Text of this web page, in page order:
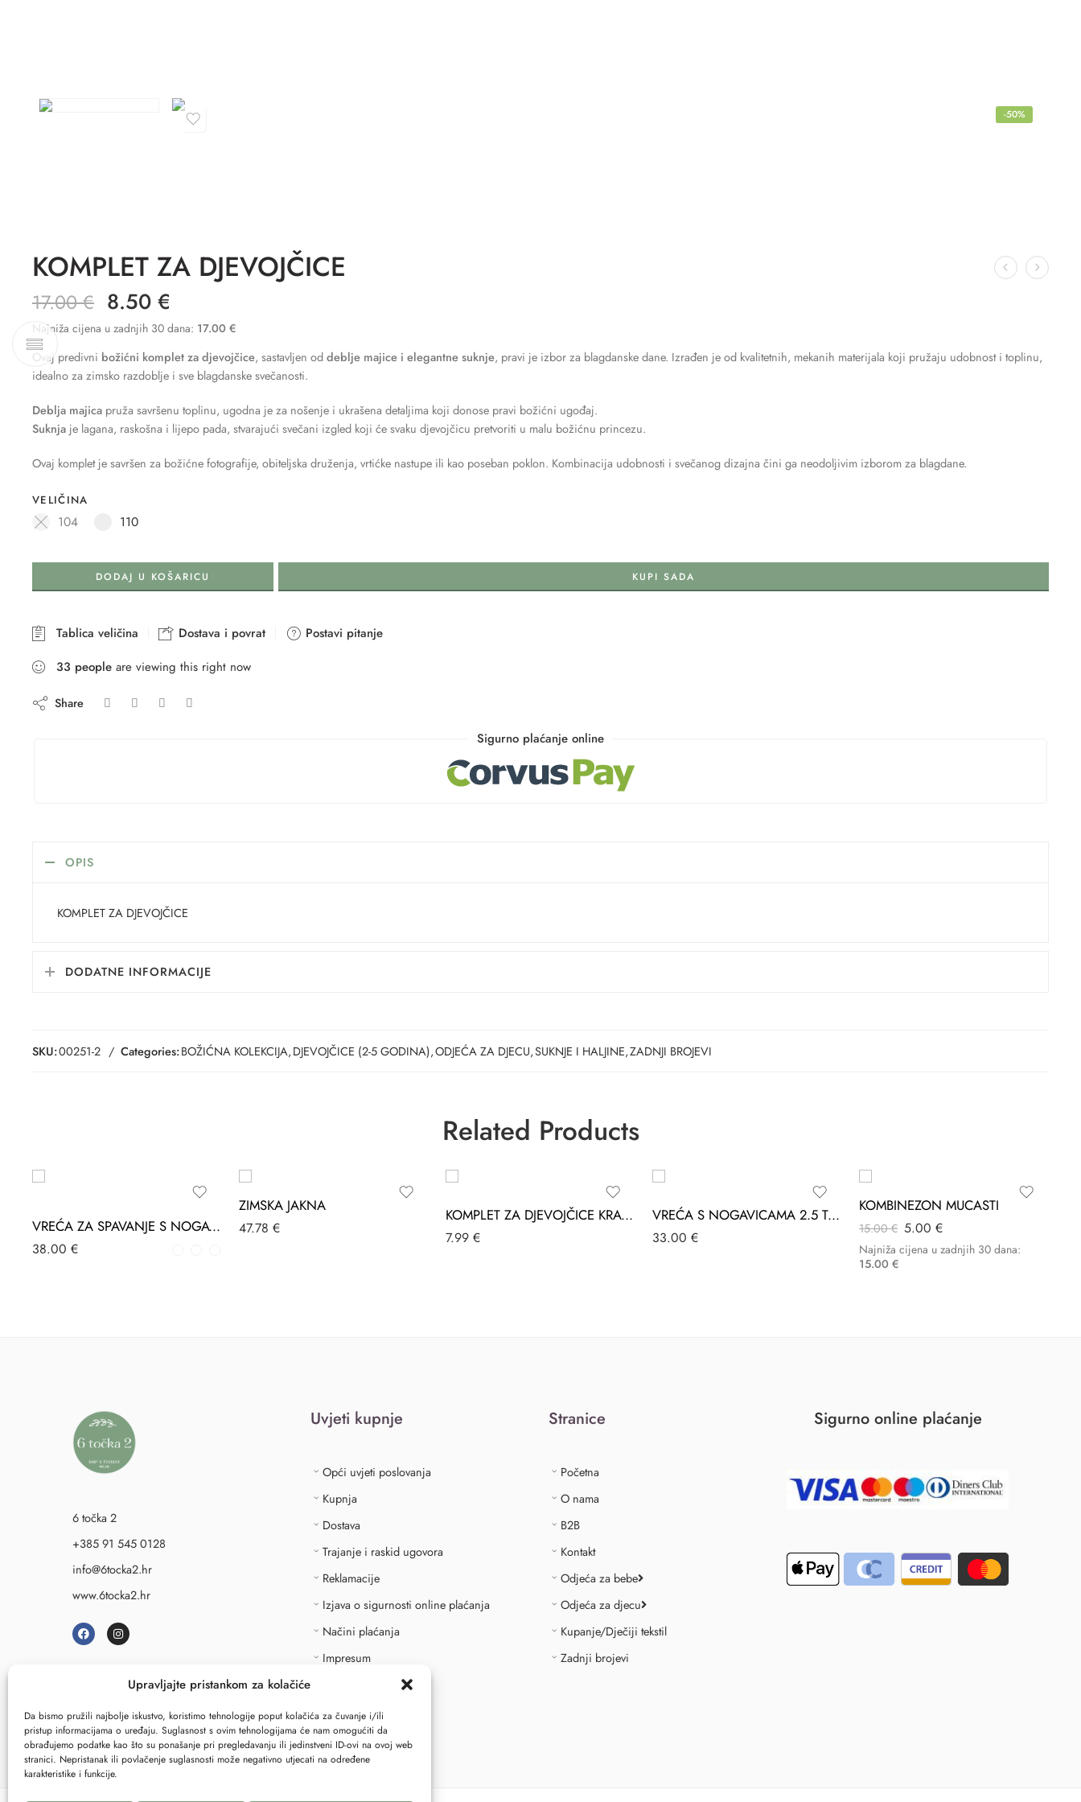
Upravljajte pristankom za kolačiće
Da bismo pružili najbolje iskustvo, koristimo tehnologije poput kolačića za čuvanje i/ili
pristup informacijama o uređaju. Suglasnost s ovim tehnologijama će nam omogućiti da
obrađujemo podatke kao što su ponašanje pri pregledavanju ili jedinstveni ID-ovi na ovoj web
stranici. Nepristanak ili povlačenje suglasnosti može negativno utjecati na određene
karakteristike i funkcije.
-50%
KOMPLET ZA DJEVOJČICE
17.00€ 8.50 €
Najniža cijena u zadnjih 30 dana: 17.00 €
Ovaj predivni božićni komplet za djevojčice, sastavljen oddeblje majice i elegantne suknje, pravi je izbor za blagdanske dane. Izrađen je od kvalitetnih, mekanih materijala koji pružaju udobnost i toplinu,
idealno za zimsko razdoblje i sve blagdanske svečanosti.
Deblja majica pruža savršenu toplinu, ugodna je za nošenje i ukrašena detaljima koji donose pravi božićni ugođaj.
Suknja je lagana, raskošna i lijepo pada, stvarajući svečani izgled koji će svaku djevojčicu pretvoriti u malu božićnu princezu.
Ovaj komplet je savršen za božićne fotografije, obiteljska druženja, vrtićke nastupe ili kao poseban poklon. Kombinacija udobnosti i svečanog dizajna čini ga neodoljivim izborom za blagdane.
VELIČINA
104 110
DODAJ U KOŠARICU KUPI SADA
Tablica veličina Dostava i povrat
Postavi pitanje
33 people are viewing this right now
Share
Sigurno plaćanje online
OPIS
KOMPLET ZA DJEVOJČICE
DODATNE INFORMACIJE
SKU:00251-2 Categories:BOŽIĆNA KOLEKCIJA,DJEVOJČICE (2-5 GODINA),ODJEĆA ZA DJECU,SUKNJE I HALJINE,ZADNJI BROJEVI
Related Products
VREĆA ZA SPAVANJE S NOGAVICAMA SORT 2-7 GOD (1.0 TOG)
38.00 €
ZIMSKA JAKNA
47.78 €
KOMPLET ZA DJEVOJČICE KRATKI ROZA MINIWORLD
7.99 €
VREĆA S NOGAVICAMA 2.5 TOG UNISEX SIVA MAČKA
33.00 €
KOMBINEZON MUCASTI
15.00€ 5.00 €
Najniža cijena u zadnjih 30 dana:
15.00 €
6 točka 2
+385 91 545 0128
info@6tocka2.hr
www.6tocka2.hr
Uvjeti kupnje
Opći uvjeti poslovanja
Kupnja
Dostava
Trajanje i raskid ugovora
Reklamacije
Izjava o sigurnosti online plaćanja
Načini plaćanja
Impresum
↩Raskid ugovora
Stranice
Početna
O nama
B2B
Kontakt
Odjeća za bebe
Odjeća za djecu
Kupanje/Dječiji tekstil
Zadnji brojevi
Sigurno online plaćanje